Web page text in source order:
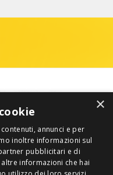
×
annunci e per
inoltre informazioni sul
pubblicitari e di
informazioni che hai